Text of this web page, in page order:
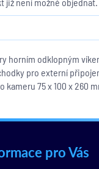
horním odklopným
pro externí
75 x 100 x 260
pro Vás